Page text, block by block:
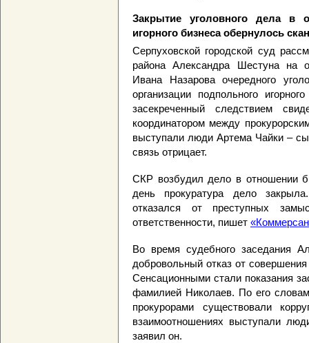
Закрытие уголовного дела в
игорного бизнеса обернулось
Серпуховской городской суд
района Александра Шестуна на
Ивана Назарова очередного
организации подпольного
засекреченный следствием
координатором между
выступали люди Артема Чайки –
связь отрицает.
СКР возбудил дело в отношении
день прокуратура дело
отказался от преступных
ответственности, пишет
Во время судебного заседания
добровольный отказ от
Сенсационными стали показания
фамилией Николаев. По его
прокурорами существовали
взаимоотношениях выступали
заявил он.